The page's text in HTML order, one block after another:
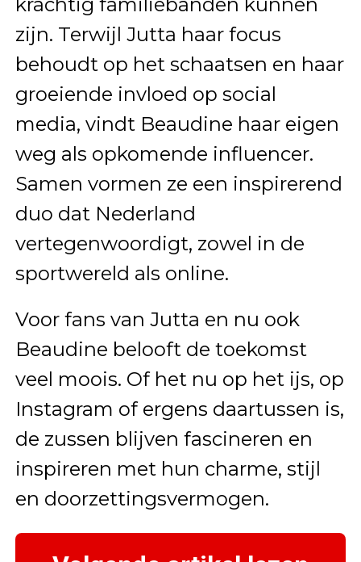
zijn. Terwijl Jutta haar focus
behoudt op het schaatsen en haar
groeiende invloed op social
media, vindt Beaudine haar eigen
weg als opkomende influencer.
Samen vormen ze een inspirerend
duo dat Nederland
vertegenwoordigt, zowel in de
sportwereld als online.
Voor fans van Jutta en nu ook
Beaudine belooft de toekomst
veel moois. Of het nu op het ijs, op
Instagram of ergens daartussen is,
de zussen blijven fascineren en
inspireren met hun charme, stijl
en doorzettingsvermogen.